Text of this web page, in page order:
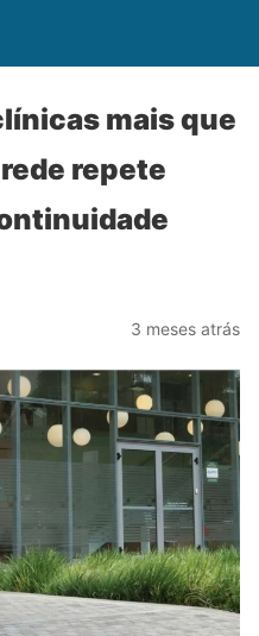
mais que
repete
3 meses atrás